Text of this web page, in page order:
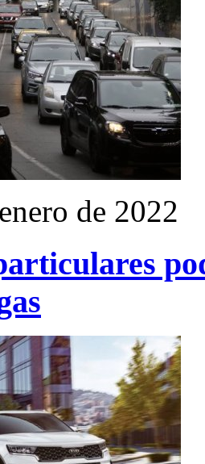
de 2022